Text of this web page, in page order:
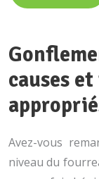
causes
Avez-vous
niveau du